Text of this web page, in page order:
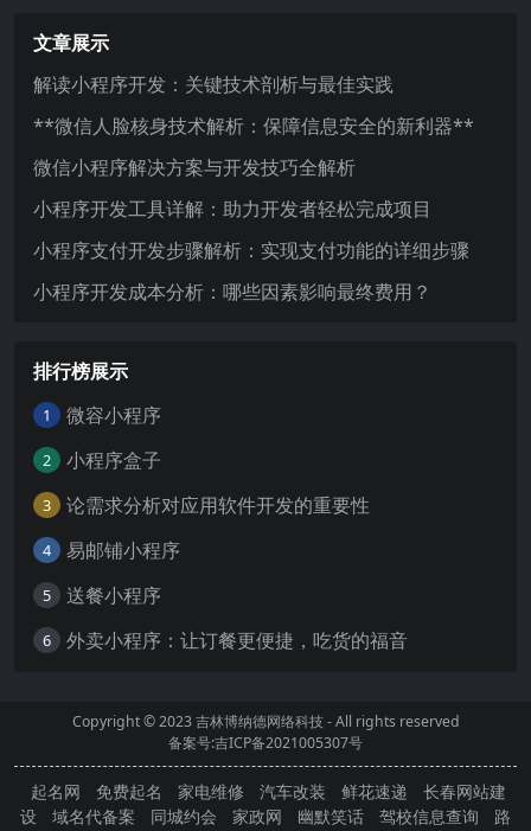
文章展示
解读小程序开发：关键技术剖析与最佳实践
**微信人脸核身技术解析：保障信息安全的新利器**
微信小程序解决方案与开发技巧全解析
小程序开发工具详解：助力开发者轻松完成项目
小程序支付开发步骤解析：实现支付功能的详细步骤
小程序开发成本分析：哪些因素影响最终费用？
排行榜展示
1 微容小程序
2 小程序盒子
3 论需求分析对应用软件开发的重要性
4 易邮铺小程序
5 送餐小程序
6 外卖小程序：让订餐更便捷，吃货的福音
Copyright © 2023吉林博纳德网络科技- All rights reserved
备案号:吉ICP备2021005307号
起名网 免费起名 家电维修 汽车改装 鲜花速递
长春网站建
设
域名代备案 同城约会 家政网 幽默笑话 驾校信息查询
路